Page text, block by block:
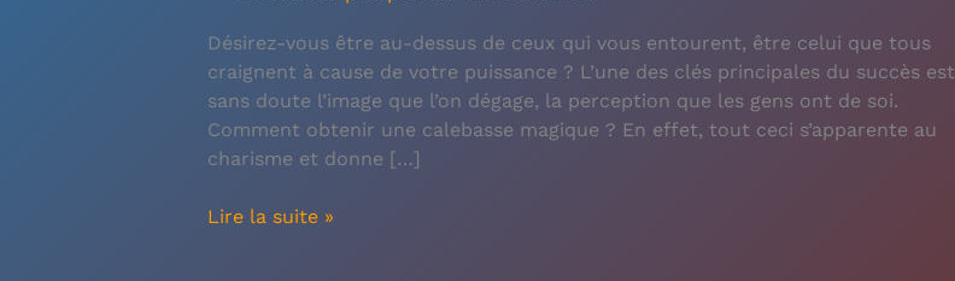
Désirez-vous être au-dessus de ceux qui vous entourent, être celui que tous
craignent à cause de votre puissance ? L’une des clés principales du succès est
sans doute l’image que l’on dégage, la perception que les gens ont de soi.
Comment obtenir une calebasse magique ? En effet, tout ceci s’apparente au
charisme et donne […]
Lire la suite »